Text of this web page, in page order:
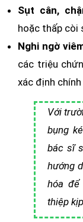
Sụt cân,
hoặc thấp còi
Nghi ngờ
các triệu
xác định chính
Với
bụng
bác sĩ
hướng
hóa
thiệp